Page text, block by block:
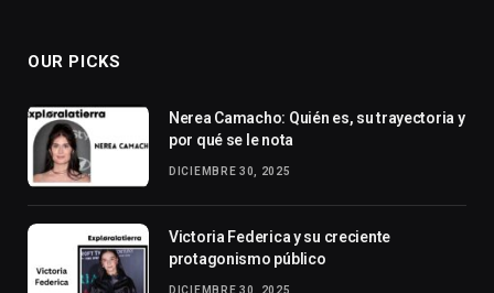
OUR PICKS
Nerea Camacho: Quién es, su trayectoria y
por qué se le nota
DICIEMBRE 30, 2025
Victoria Federica y su creciente
protagonismo público
DICIEMBRE 30, 2025